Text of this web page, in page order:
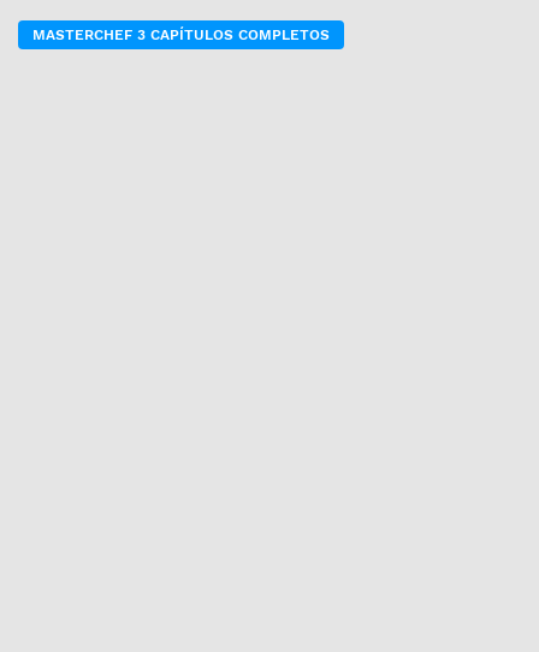
MASTERCHEF 3 CAPÍTULOS COMPLETOS